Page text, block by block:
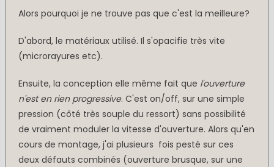
Alors pourquoi je ne trouve pas que c'est la meilleure?
D'abord, le matériaux utilisé. Il s'opacifie très vite
(microrayures etc).
Ensuite, la conception elle même fait que l'ouverture
n'est en rien progressive. C'est on/off, sur une simple
pression (côté très souple du ressort) sans possibilité
de vraiment moduler la vitesse d'ouverture. Alors qu'en
cours de montage, j'ai plusieurs fois pesté sur ces
deux défauts combinés (ouverture brusque, sur une